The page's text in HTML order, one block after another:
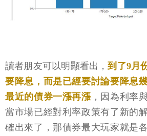
讀者朋友可以明顯看出，到了9月
要降息，而是已經要討論要降息
最近的債券一漲再漲 ，因為利率
當市場已經對利率政策有了新的
確出來了，那債券最大玩家就是